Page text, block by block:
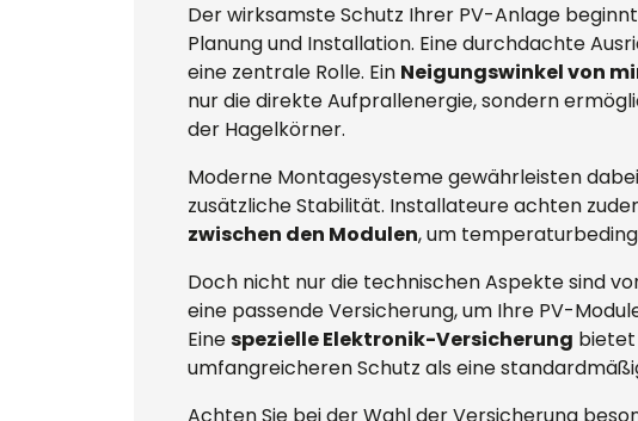
Der wirksamste Schutz Ihrer PV-Anlage
Planung und Installation. Eine durchdachte
eine zentrale Rolle. Ein Neigungswinkel von
nur die direkte Aufprallenergie, sondern
der Hagelkörner.
Moderne Montagesysteme gewährleisten
zusätzliche Stabilität. Installateure achten
zwischen den Modulen, um
Doch nicht nur die technischen Aspekte sind
eine passende Versicherung, um Ihre PV-
Einespezielle Elektronik-Versicherung bietet
umfangreicheren Schutz als eine